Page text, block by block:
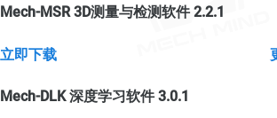
Mech-MSR 3D测量与检测软件 2.2.1
立即下载
Mech-DLK 深度学习软件 3.0.1